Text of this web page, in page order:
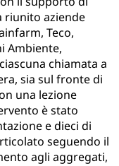
riunito aziende
Teco,
Ambiente,
chiamata a
sia sul fronte di
una lezione
è stato
e dieci di
seguendo il
agli aggregati,